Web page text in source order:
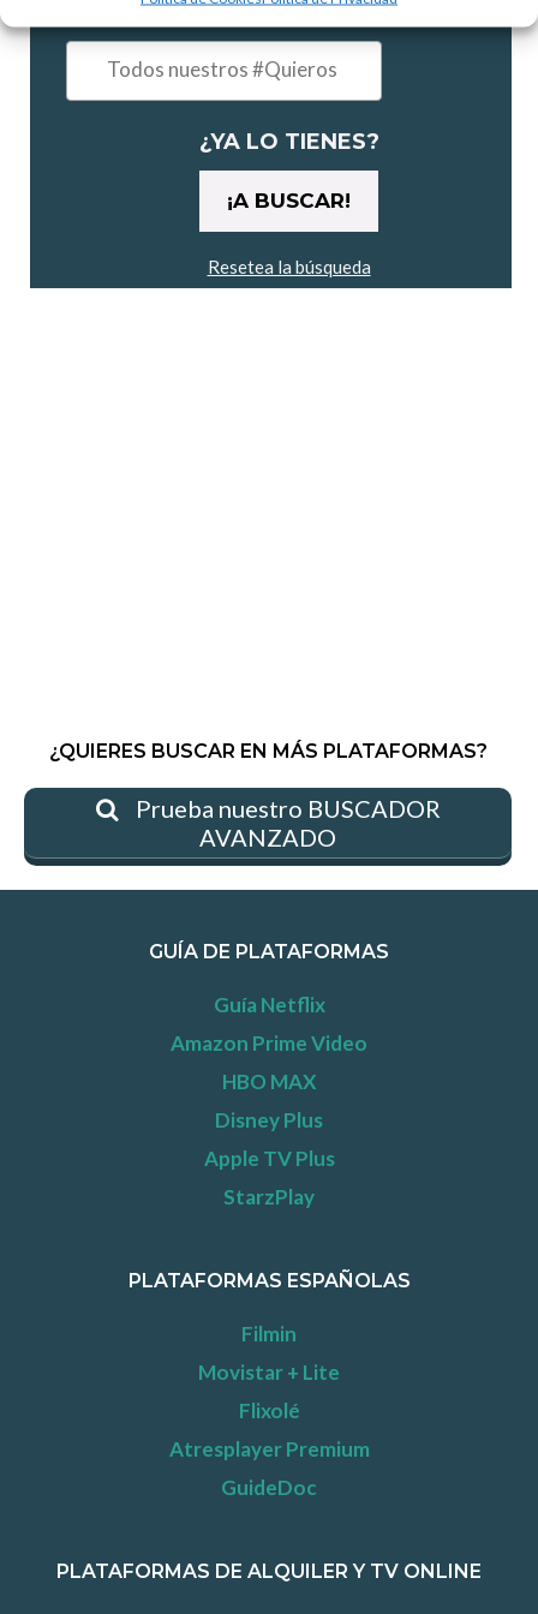
Ejemplo:
¿YA LO TIENES?
Resetea la búsqueda
¿QUIERES BUSCAR EN MÁS PLATAFORMAS?
Prueba nuestro BUSCADOR
AVANZADO
GUÍA DE PLATAFORMAS
Guía Netflix
Amazon Prime Video
HBO MAX
Disney Plus
Apple TV Plus
StarzPlay
PLATAFORMAS ESPAÑOLAS
Filmin
Movistar + Lite
Flixolé
Atresplayer Premium
GuideDoc
PLATAFORMAS DE ALQUILER Y TV ONLINE